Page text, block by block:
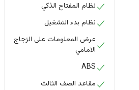
نظام المفتاح الذكي
نظام بدء التشغيل
عرض المعلومات على الزجاج
الامامي
ABS
مقاعد الصف الثالث